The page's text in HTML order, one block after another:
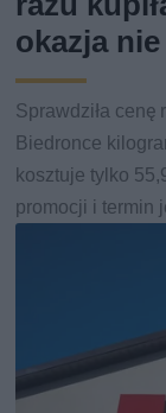
okazja
Sprawdziła cenę
Biedronce
kosztuje tylko
promocji i termin